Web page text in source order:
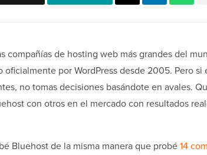
compañías de hosting web más grandes del
por WordPress desde 2005. Pero si
no tomas decisiones basándote en avales.
con otros en el mercado con resultados
Bluehost de la misma manera que probé14